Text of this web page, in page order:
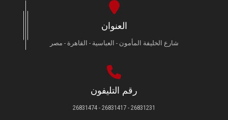
العنوان
شارع الخليفة المأمون - العباسية - القاهرة - مصر
رقم التليفون
26831231 - 26831417 - 26831474